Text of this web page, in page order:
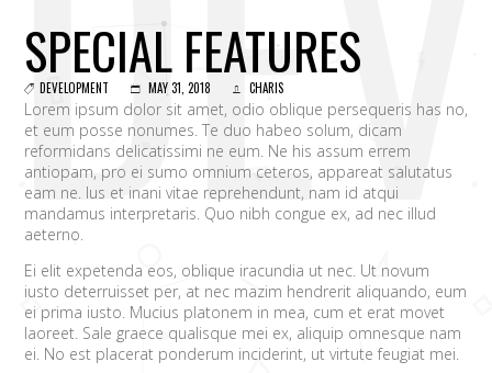
SPECIAL FEATURES
DEVELOPMENT MAY 31, 2018 CHARIS
Lorem ipsum dolor sit amet, odio oblique persequeris has no,
et eum posse nonumes. Te duo habeo solum, dicam
reformidans delicatissimi ne eum. Ne his assum errem
antiopam, pro ei sumo omnium ceteros, appareat salutatus
eam ne. Ius et inani vitae reprehendunt, nam id atqui
mandamus interpretaris. Quo nibh congue ex, ad nec illud
aeterno.
Ei elit expetenda eos, oblique iracundia ut nec. Ut novum
iusto deterruisset per, at nec mazim hendrerit aliquando, eum
ei prima iusto. Mucius platonem in mea, cum et erat movet
laoreet. Sale graece qualisque mei ex, aliquip omnesque nam
ei. No est placerat ponderum inciderint, ut virtute feugiat mei.